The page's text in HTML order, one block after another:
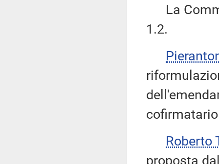
La
1.2.
Roberto
proposta